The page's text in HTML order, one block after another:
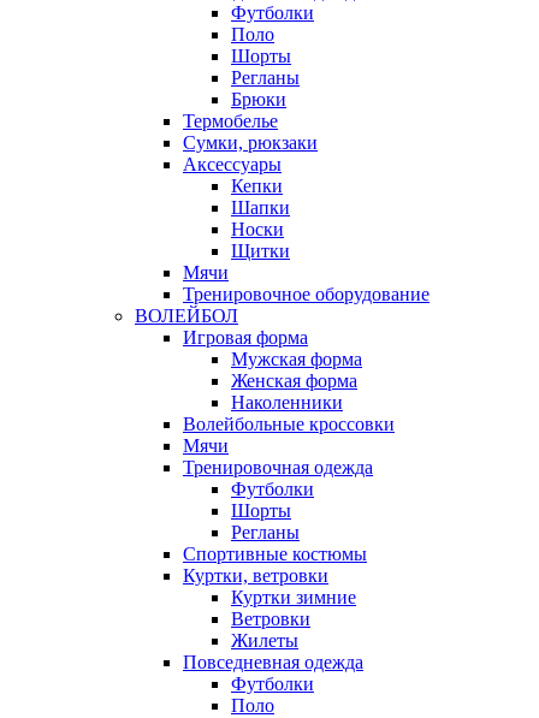
Футболки
Поло
Шорты
Регланы
Брюки
Термобелье
Сумки, рюкзаки
Аксессуары
Кепки
Шапки
Носки
Щитки
Мячи
Тренировочное оборудование
ВОЛЕЙБОЛ
Игровая форма
Мужская форма
Женская форма
Наколенники
Волейбольные кроссовки
Мячи
Тренировочная одежда
Футболки
Шорты
Регланы
Спортивные костюмы
Куртки, ветровки
Куртки зимние
Ветровки
Жилеты
Повседневная одежда
Футболки
Поло